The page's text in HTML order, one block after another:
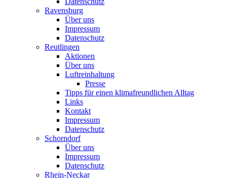
Ravensburg
Über uns
Impressum
Datenschutz
Reutlingen
Aktionen
Über uns
Luftreinhaltung
Presse
Tipps für einen klimafreundlichen Alltag
Links
Kontakt
Impressum
Datenschutz
Schorndorf
Über uns
Impressum
Datenschutz
Rhein-Neckar